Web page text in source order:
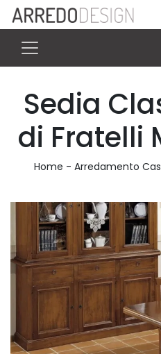
Sedia
di Fratelli
Home - Arredamento